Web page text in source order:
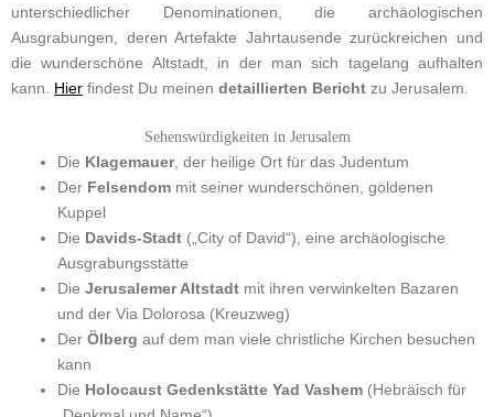
unterschiedlicher Denominationen, die archäologischen
Ausgrabungen, deren Artefakte Jahrtausende zurückreichen und
die wunderschöne Altstadt, in der man sich tagelang aufhalten
kann. Hier findest Du meinen detaillierten Bericht zu Jerusalem.
Sehenswürdigkeiten in Jerusalem
Die Klagemauer, der heilige Ort für das Judentum
Der Felsendom mit seiner wunderschönen, goldenen
Kuppel
Die Davids-Stadt („City of David“), eine archäologische
Ausgrabungsstätte
Die Jerusalemer Altstadt mit ihren verwinkelten Bazaren
und der Via Dolorosa (Kreuzweg)
Der Ölberg auf dem man viele christliche Kirchen besuchen
kann
Die Holocaust Gedenkstätte Yad Vashem (Hebräisch für